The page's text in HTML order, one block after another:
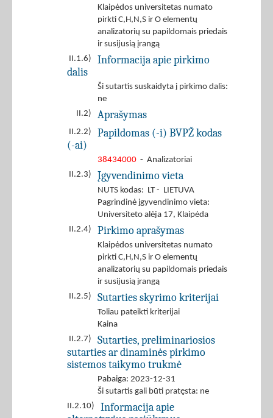
Klaipėdos universitetas numato
pirkti C,H,N,S ir O elementų
analizatorių su papildomais priedais
ir susijusią įrangą
II.1.6)
Informacija apie pirkimo
dalis
Ši sutartis suskaidyta į pirkimo dalis:
ne
II.2)
Aprašymas
II.2.2)
Papildomas (-i) BVPŽ kodas
(-ai)
38434000 - Analizatoriai
II.2.3)
Įgyvendinimo vieta
NUTS kodas: LT - LIETUVA
Pagrindinė įgyvendinimo vieta:
Universiteto alėja 17, Klaipėda
II.2.4)
Pirkimo aprašymas
Klaipėdos universitetas numato
pirkti C,H,N,S ir O elementų
analizatorių su papildomais priedais
ir susijusią įrangą
II.2.5)
Sutarties skyrimo kriterijai
Toliau pateikti kriterijai
Kaina
II.2.7)
Sutarties, preliminariosios
sutarties ar dinaminės pirkimo
sistemos taikymo trukmė
Pabaiga: 2023-12-31
Ši sutartis gali būti pratęsta: ne
II.2.10)
Informacija apie